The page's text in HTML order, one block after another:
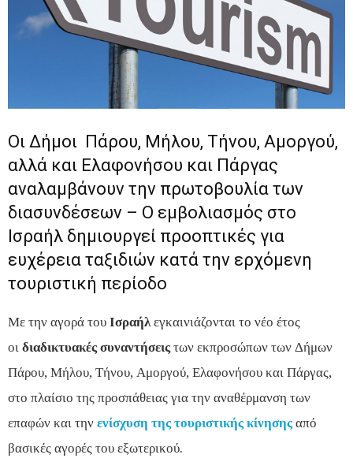
Οι Δήμοι Πάρου, Μήλου, Τήνου, Αμοργού,
αλλά και Ελαφονήσου και Πάργας
αναλαμβάνουν την πρωτοβουλία των
διασυνδέσεων – Ο εμβολιασμός στο
Ισραήλ δημιουργεί προοπτικές για
ευχέρεια ταξιδιών κατά την ερχόμενη
τουριστική περίοδο
Με την αγορά του Ισραήλεγκαινιάζονται το νέο έτος
οι διαδικτυακές συναντήσειςτων εκπροσώπων των Δήμων
Πάρου, Μήλου, Τήνου, Αμοργού, Ελαφονήσου και Πάργας,
στο πλαίσιο της προσπάθειας για την αναθέρμανση των
επαφών και την ενίσχυση της τουριστικής κίνησηςαπό
βασικές αγορές του εξωτερικού.